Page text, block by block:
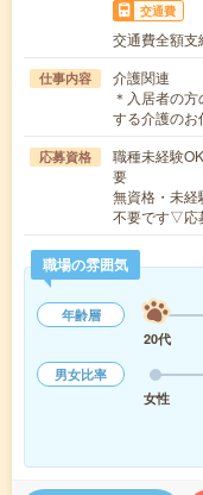
交通費
交通費全額支
仕事内容
介護関連
＊入居者の
する介護の
応募資格
職種未経験
要
無資格・未
不要です▽応
職場の雰囲気
年齢層
20代
男女比率
女性